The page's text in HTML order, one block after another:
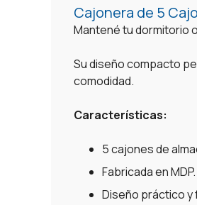
Cajonera de 5
Mantené tu dormitorio
Su diseño compacto
comodidad.
Características:
5 cajones de
Fabricada en MDP.
Diseño práctico y